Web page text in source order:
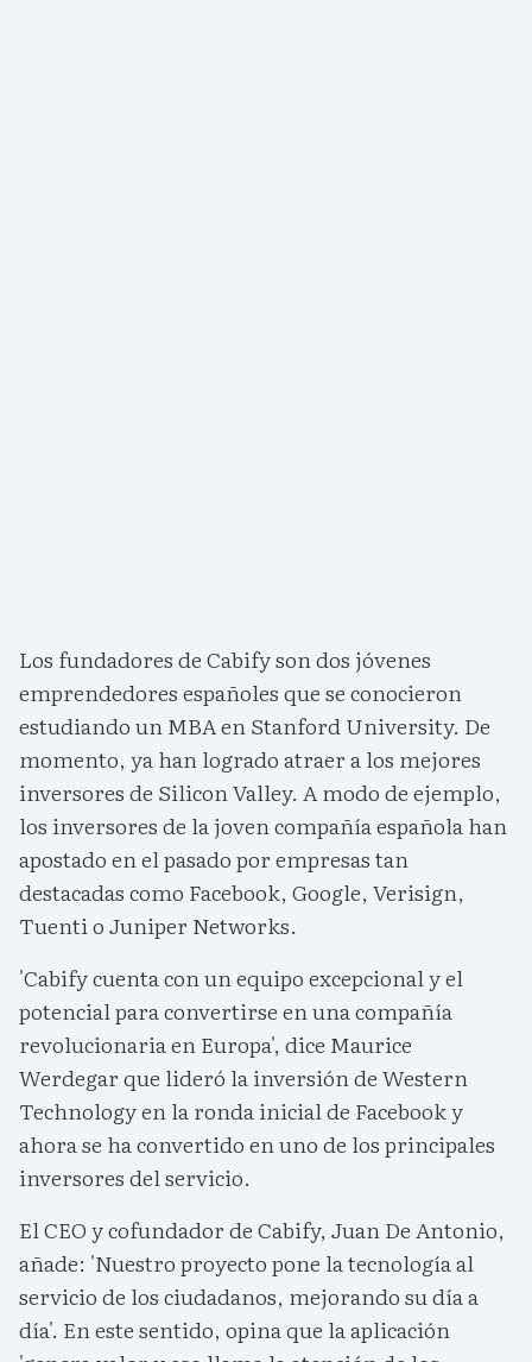
Los fundadores de Cabify son dos jóvenes
emprendedores españoles que se conocieron
estudiando un MBA en Stanford University. De
momento, ya han logrado atraer a los mejores
inversores de Silicon Valley. A modo de ejemplo,
los inversores de la joven compañía española han
apostado en el pasado por empresas tan
destacadas como Facebook, Google, Verisign,
Tuenti o Juniper Networks.
'Cabify cuenta con un equipo excepcional y el
potencial para convertirse en una compañía
revolucionaria en Europa', dice Maurice
Werdegar que lideró la inversión de Western
Technology en la ronda inicial de Facebook y
ahora se ha convertido en uno de los principales
inversores del servicio.
El CEO y cofundador de Cabify, Juan De Antonio,
añade: 'Nuestro proyecto pone la tecnología al
servicio de los ciudadanos, mejorando su día a
día'. En este sentido, opina que la aplicación